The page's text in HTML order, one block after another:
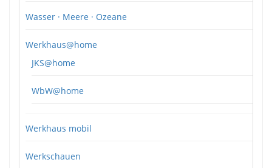
Wasser · Meere · Ozeane
Werkhaus@home
JKS@home
WbW@home
Werkhaus mobil
Werkschauen